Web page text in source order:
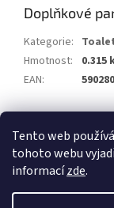
Tento web
tohoto webu
informacízde.
Doplňkové
Kategorie:
Hmotnost:
0.315
EAN: